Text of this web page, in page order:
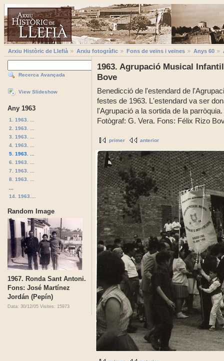
Arxiu Històric de Llefià Arxiu fotogràfic Fons de veïns i veïnes Anys 60
Recerca Avançada
View Slideshow
Any 1963
1. 1963. ...
2. 1963. ...
3. 1963. ...
4. 1963. ...
5. 1963. ...
6. 1963. ...
7. 1963. ...
8. 1963. ...
14. 1963....
Random Image
1967. Ronda Sant Antoni.
Fons: José Martínez
Jordán (Pepín)
Data: 30/12/05 Visites: 15973
1963. Agrupació Musical
Bove
Benedicció de l'estendard de
festes de 1963. L'estendard va ser
l'Agrupació a la sortida de la parròquia.
Fotògraf: G. Vera. Fons: Félix Rizo
primer anterior